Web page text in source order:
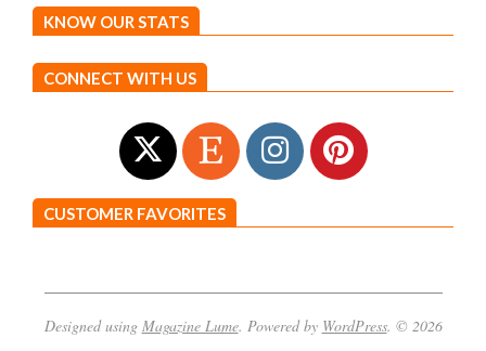
KNOW OUR STATS
CONNECT WITH US
CUSTOMER FAVORITES
Designed using Magazine Lume. Powered by WordPress. © 2026